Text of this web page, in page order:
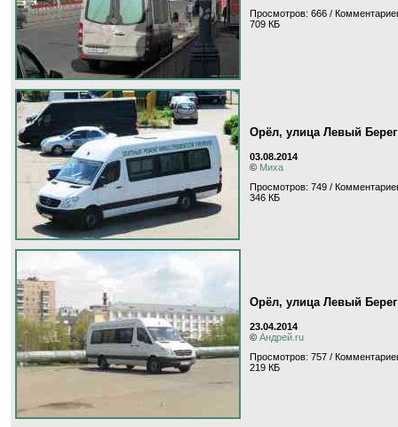
Просмотров: 666 /
709 КБ
Орёл, улица Левый
03.08.2014
© Миха
Просмотров: 749 /
346 КБ
Орёл, улица Левый
23.04.2014
© Андрей.ru
Просмотров: 757 /
219 КБ